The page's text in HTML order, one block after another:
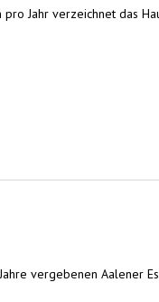
Jahr verzeichnet das
vergebenen Aalener